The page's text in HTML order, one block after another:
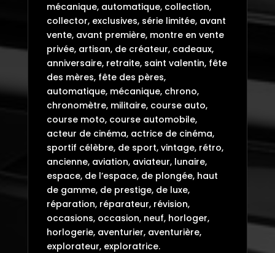
mécanique, automatique, collection,
collector, exclusives, série limitée, avant
vente, avant première, montre en vente
privée, artisan, de créateur, cadeaux,
anniversaire, retraite, saint valentin, fête
des mères, fête des pères,
automatique, mécanique, chrono,
chronomètre, militaire, course auto,
course moto, course automobile,
acteur de cinéma, actrice de cinéma,
sportif célèbre, de sport, vintage, rétro,
ancienne, aviation, aviateur, lunaire,
espace, de l’espace, de plongée, haut
de gamme, de prestige, de luxe,
réparation, réparateur, révision,
occasions, occasion, neuf, horloger,
horlogerie, aventurier, aventurière,
explorateur, exploratrice.